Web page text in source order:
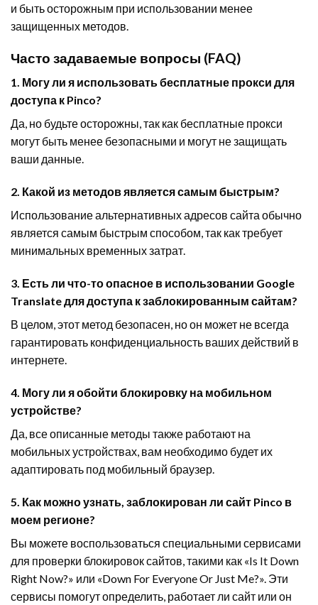
и быть осторожным при использовании менее
защищенных методов.
Часто задаваемые вопросы (FAQ)
1. Могу ли я использовать бесплатные прокси для
доступа к Pinco?
Да, но будьте осторожны, так как бесплатные прокси
могут быть менее безопасными и могут не защищать
ваши данные.
2. Какой из методов является самым быстрым?
Использование альтернативных адресов сайта обычно
является самым быстрым способом, так как требует
минимальных временных затрат.
3. Есть ли что-то опасное в использовании Google
Translate для доступа к заблокированным сайтам?
В целом, этот метод безопасен, но он может не всегда
гарантировать конфиденциальность ваших действий в
интернете.
4. Могу ли я обойти блокировку на мобильном
устройстве?
Да, все описанные методы также работают на
мобильных устройствах, вам необходимо будет их
адаптировать под мобильный браузер.
5. Как можно узнать, заблокирован ли сайт Pinco в
моем регионе?
Вы можете воспользоваться специальными сервисами
для проверки блокировок сайтов, такими как «Is It Down
Right Now?» или «Down For Everyone Or Just Me?». Эти
сервисы помогут определить, работает ли сайт или он